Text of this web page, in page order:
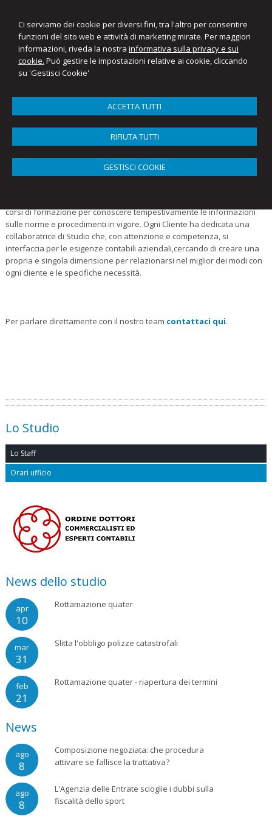
Ci serviamo dei cookie per diversi fini, tra l'altro per consentire
funzioni del sito web e attività di marketing mirate. Per maggiori
informazioni, riveda la nostra informativa sulla privacy e sui
cookie. Può gestire le impostazioni relative ai cookie, cliccando
su 'Gestisci Cookie'
ACCETTA TUTTI
RIFIUTA TUTTI
GESTISCI COOKIE
Lo Staff
Aprendo le porte dello Studio troverete un team esperto, qualificato e
preciso, sempre disponibile ad ascoltare e proteggere le esigenze del
corsi di formazione per conoscere tempestivamente le informazioni
sulle norme e procedimenti in vigore. Ogni Cliente ha dedicata una
collaboratrice di Studio che, con attenzione e competenza, si
interfaccia per le esigenze contabili aziendali,cercando di creare una
propria e singola dimensione per relazionarsi nel miglior dei modi con
ogni cliente e le specifiche necessità.
Per parlare direttamente con il nostro team contattaci qui.
Lo Studio
Lo Staff
Orari ufficio
News dello studio
apr
10
Rottamazione quater
mar
31
Slitta l'obbligo polizze catastrofali
feb
21
Rottamazione quater - riapertura dei termini
News
ago
8
Composizione negoziata: che procedura
attivare se fallisce la trattativa?
ago
8
L'Agenzia delle Entrate scioglie i dubbi sulla
fiscalità dello sport